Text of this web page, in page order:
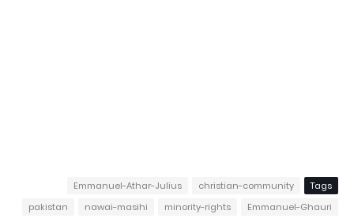
Tags
christian-community
Emmanuel-Athar-Julius
Emmanuel-Ghauri
minority-rights
nawai-masihi
pakistan